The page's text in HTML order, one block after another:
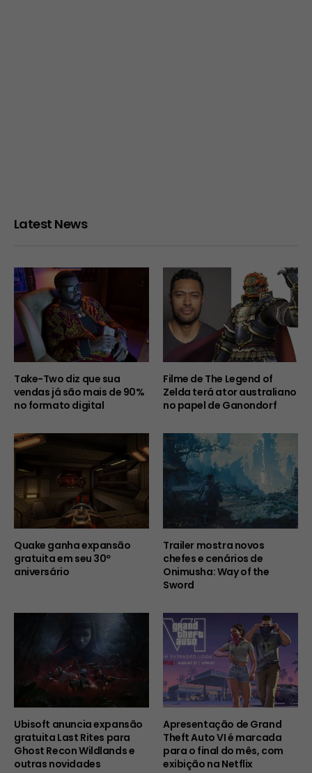
Latest News
Take-Two diz que sua
vendas já são mais de 90%
no formato digital
Filme de The Legend of
Zelda terá ator australiano
no papel de Ganondorf
Quake ganha expansão
gratuita em seu 30º
aniversário
Trailer mostra novos
chefes e cenários de
Onimusha: Way of the
Sword
Ubisoft anuncia expansão
gratuita Last Rites para
Ghost Recon Wildlands e
outras novidades
Apresentação de Grand
Theft Auto VI é marcada
para o final do mês, com
exibição na Netflix